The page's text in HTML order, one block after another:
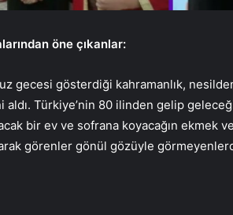
öne çıkanlar:
gecesi gösterdiği kahramanlık,
Türkiye’nin 80 ilinden gelip
bir ev ve sofrana koyacağın ekmek
görenler gönül gözüyle